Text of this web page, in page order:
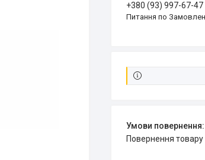
+380 (93) 997-67-47
Питання по
повернення